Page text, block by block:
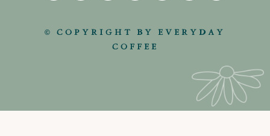
© COPYRIGHT BY EVERYDAY
COFFEE